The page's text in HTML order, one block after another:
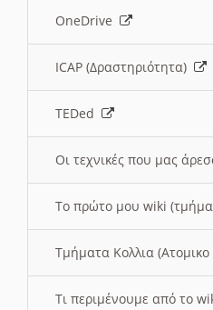
OneDrive
ICAP (Δραστηριότητα)
TEDed
Οι τεχνικές που μας
Το πρώτο μου wiki
Τμήματα Κολλια
Τι περιμένουμε από το